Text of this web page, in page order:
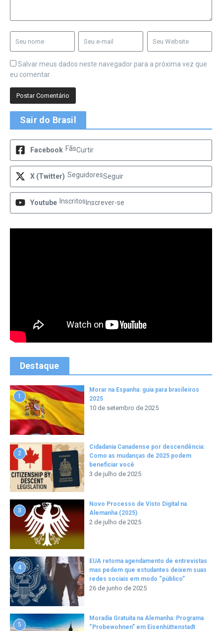
Salvar meus dados neste navegador para a próxima vez que
eu comentar.
Sair do Brasil
Facebook FãsCurtir
X (Twitter) SeguidoresSeguir
Youtube Inscritos Inscrever-se
Destaque
1
Morar na Espanha: guia para brasileiros
2025
10 de setembro de 2025
2
Cidadania Canadense por descendência:
Como as mudanças de 2025 podem
beneficiar você
3 de julho de 2025
3
Novo Processo de Visto Digital na
Alemanha (2025)
2 de julho de 2025
4
EUA retoma agendamento de entrevistas
mas pedem que estudantes deixem suas
redes sociais em modo “público”
26 de junho de 2025
5
Moradia Gratuita na Alemanha: Programa
“Probewohnen” em Eisenhüttenstadt